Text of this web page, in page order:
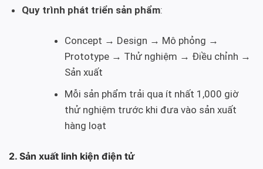
Quy trình phát triển sản phẩm:
Concept → Design → Mô phỏng →
Prototype → Thử nghiệm → Điều chỉnh →
Sản xuất
Mỗi sản phẩm trải qua ít nhất 1,000 giờ
thử nghiệm trước khi đưa vào sản xuất
hàng loạt
2. Sản xuất linh kiện điện tử